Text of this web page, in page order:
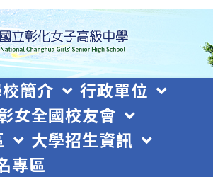
簡介
行政單位
女全國校友會
大學招生資訊
專區